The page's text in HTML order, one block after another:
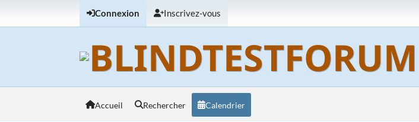
Connexion Inscrivez-vous
Accueil Rechercher Calendrier